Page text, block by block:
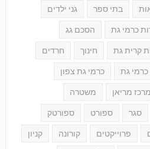
בתי ספר גני ילדים
כרמי גת הסכם גג
קרית גת חינוך חרדים
כרמי גת כרמי גת צפון
מרכז מריאן משטרה
סגר ספורט ספורטק
פרוייקטים קורונה קניון